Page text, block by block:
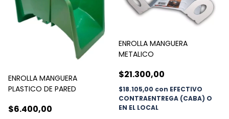
ENROLLA MANGUERA
PLASTICO DE PARED
$6.400,00
ENROLLA MANGUERA
METALICO
$21.300,00
$18.105,00 con EFECTIVO
CONTRAENTREGA (CABA) O
EN EL LOCAL